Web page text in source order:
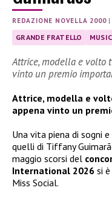
REDAZIONE NOVELLA 2000
GRANDE FRATELLO
Attrice, modella e volto
vinto un premio
Attrice, modella e
appena vinto un
Una vita piena di sogni
quelli di Tiffany
maggio scorsi del
International 2026 si
Miss Social.